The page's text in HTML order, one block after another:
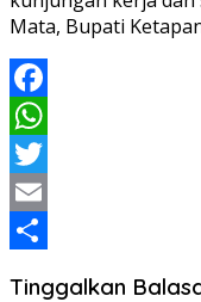
Mata, Bupati
Facebook
WhatsApp
Twitter
Email
Tinggalkan